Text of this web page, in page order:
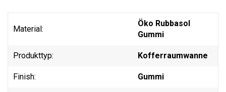
Material:
Öko Rubbasol
Gummi
Produkttyp: Kofferraumwanne
Finish: Gummi